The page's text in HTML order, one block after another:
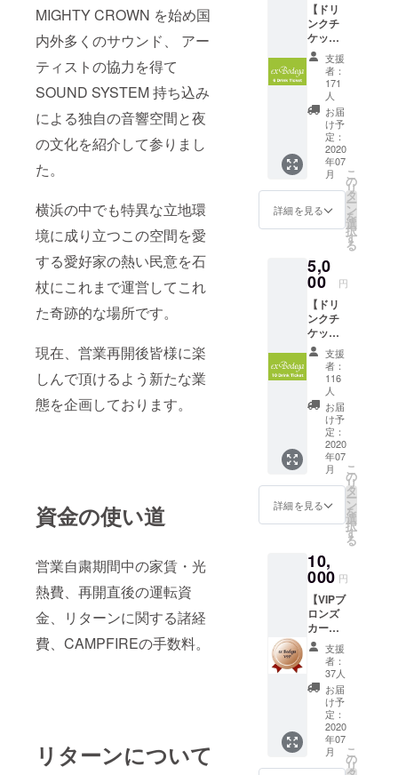
MIGHTY CROWN を始め国
内外多くのサウンド、 アー
ティストの協力を得て
SOUND SYSTEM 持ち込み
による独自の音響空間と夜
の文化を紹介して参りまし
た。
横浜の中でも特異な立地環
境に成り立つこの空間を愛
する愛好家の熱い民意を石
杖にこれまで運営してこれ
た奇跡的な場所です。
現在、営業再開後皆様に楽
しんで頂けるよう新たな業
態を企画しております。
資金の使い道
営業自粛期間中の家賃・光
熱費、再開直後の運転資
金、リターンに関する諸経
費、CAMPFIREの手数料。
リターンについて
をして
いただ
く際に
『上乗
せ支
援』を
するこ
とがで
きま
す。 ご
都合許
す場合
は、リ
の額に
上乗せ
頂けま
すと大
変あり
がたい
です。
【ドリ
ンクチ
ケット6
枚セッ
ト】 ex
BODEG
Aで使用
して頂
けるド
リンク
チケッ
ト(1枚
500
円)×6枚
セット
て頂き
ます。 *
限：チ
ケット
がお手
元に届
いてか
ら1年 *
チケッ
トのお
受け取
りは、
郵送も
しくは
店舗で
取りの
選択が
で、支
援時に
プルダ
ウンで
お選び
くださ
い。 *店
舗での
受け取
りは、
営業再
開して
から2ヶ
月間を
支援
者：
171
人
お届
け予
定：
2020
年07
月
詳細を見る
こ
の
リ
タ
ー
ン
を
選
択
す
る
5,0
00 円
【ドリ
ンクチ
ケット
10枚
セッ
ト】 ex
BODEG
Aで使用
して頂
けるド
リンク
チケッ
ト(1枚
500
円)×10
とさせ
て頂き
有効期
限：チ
ケット
がお手
元に届
いてか
ら1年 *
チケッ
トのお
受け取
りは、
郵送も
支援
者：
116
人
お届
け予
定：
2020
年07
月
詳細を見る
こ
の
リ
タ
ー
ン
を
選
択
す
る
10,
000 円
【VIPブ
ロンズ
カード
(6ヶ月
間コー
ス)】 営
業再開
後6ヶ月
間、ご
来場時
にVIP
カード
をお持
支援
者：
37人
お届
け予
定：
2020
年07
月
こ
の
リ